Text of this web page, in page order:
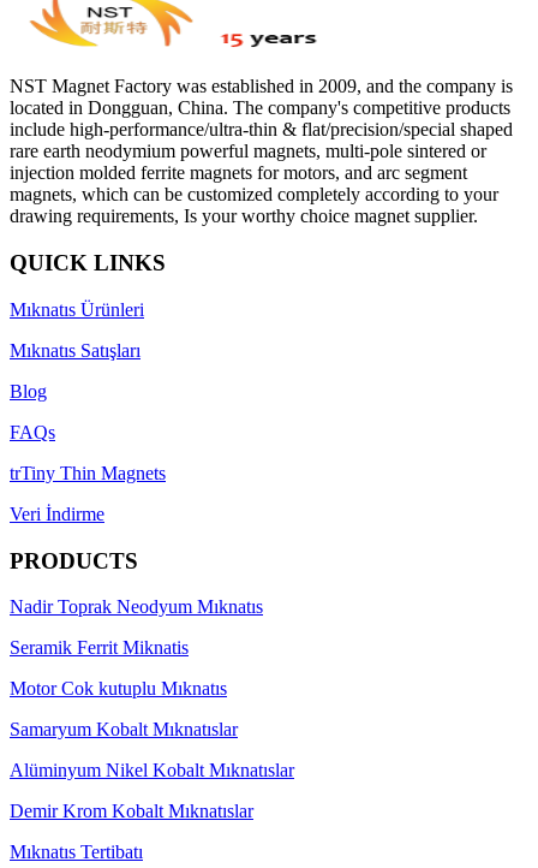
NST Magnet Factory was established in 2009, and the company is
located in Dongguan, China. The company's competitive products
include high-performance/ultra-thin & flat/precision/special shaped
rare earth neodymium powerful magnets, multi-pole sintered or
injection molded ferrite magnets for motors, and arc segment
magnets, which can be customized completely according to your
drawing requirements, Is your worthy choice magnet supplier.
QUICK LINKS
Mıknatıs Ürünleri
Mıknatıs Satışları
Blog
FAQs
trTiny Thin Magnets
Veri İndirme
PRODUCTS
Nadir Toprak Neodyum Mıknatıs
Seramik Ferrit Miknatis
Motor Cok kutuplu Mıknatıs
Samaryum Kobalt Mıknatıslar
Alüminyum Nikel Kobalt Mıknatıslar
Demir Krom Kobalt Mıknatıslar
Mıknatıs Tertibatı